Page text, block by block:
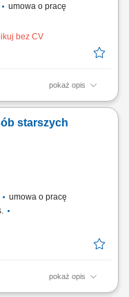
umowa o pracę
bez CV
pokaż opis
sieci wodno-
niwelatora tradycyjnego
realizowanych prac;
starszych
umowa o pracę
pokaż opis
obowiązków: